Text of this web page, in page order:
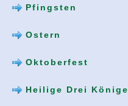
Pfingsten
Ostern
Oktoberfest
Heilige Drei Könige